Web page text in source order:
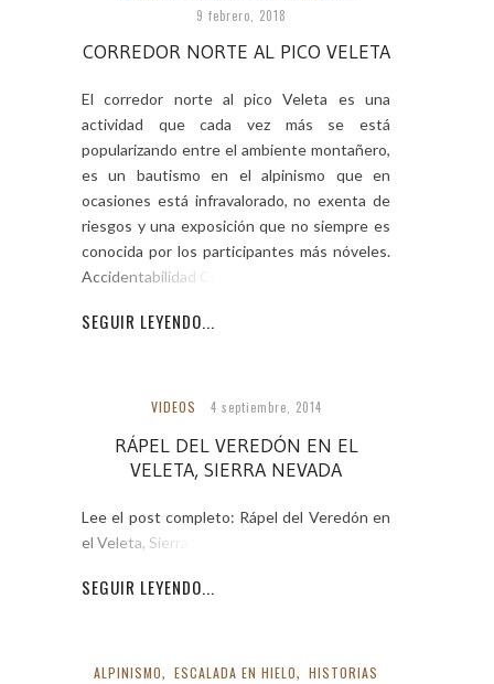
9 febrero, 2018
CORREDOR NORTE AL PICO VELETA
El corredor norte al pico Veleta es una
actividad que cada vez más se está
popularizando entre el ambiente montañero,
es un bautismo en el alpinismo que en
ocasiones está infravalorado, no exenta de
riesgos y una exposición que no siempre es
conocida por los participantes más nóveles.
Accidentabilidad Cualquier
SEGUIR LEYENDO...
VIDEOS 4 septiembre, 2014
RÁPEL DEL VEREDÓN EN EL
VELETA, SIERRA NEVADA
Lee el post completo: Rápel del Veredón en
el Veleta, Sierra Nevada
SEGUIR LEYENDO...
ALPINISMO, ESCALADA EN HIELO, HISTORIAS